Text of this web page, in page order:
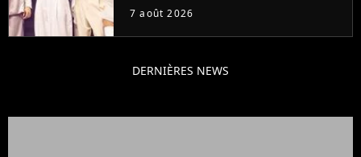
7 août 2026
DERNIÈRES NEWS